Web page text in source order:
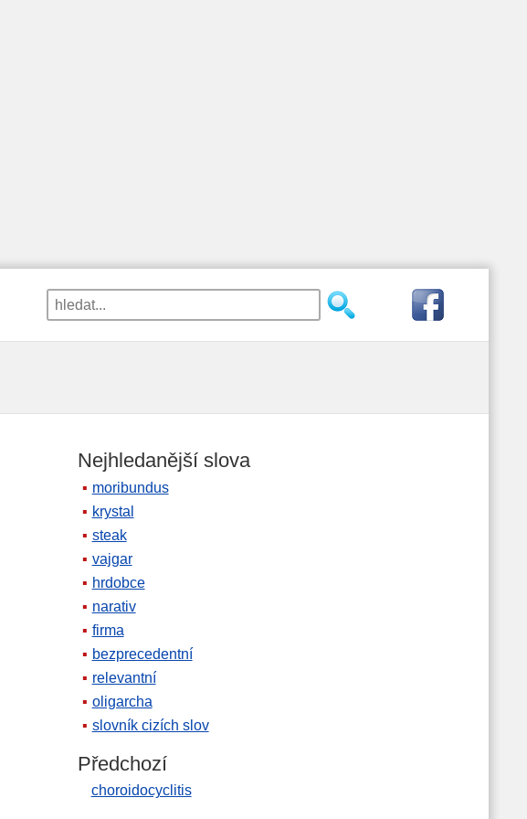
Nejhledanější slova
moribundus
krystal
steak
vajgar
hrdobce
narativ
firma
bezprecedentní
relevantní
oligarcha
slovník cizích slov
Předchozí
choroidocyclitis